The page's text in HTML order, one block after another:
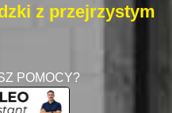
z przejrzystym
POMOCY?